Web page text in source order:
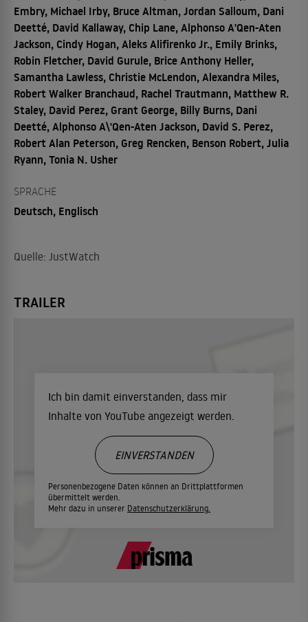
Embry, Michael Irby, Bruce Altman, Jordan Salloum, Dani
Deetté, David Kallaway, Chip Lane, Alphonso A'Qen-Aten
Jackson, Cindy Hogan, Aleks Alifirenko Jr., Emily Brinks,
Robin Fletcher, David Gurule, Brice Anthony Heller,
Samantha Lawless, Christie McLendon, Alexandra Miles,
Robert Walker Branchaud, Rachel Trautmann, Matthew R.
Staley, David Perez, Grant George, Billy Burns, Dani
Deetté, Alphonso A\'Qen-Aten Jackson, David S. Perez,
Robert Alan Peterson, Greg Rencken, Benson Robert, Julia
Ryann, Tonia N. Usher
SPRACHE
Deutsch, Englisch
Quelle: JustWatch
TRAILER
Ich bin damit einverstanden, dass mir
Inhalte von YouTube angezeigt werden.
Personenbezogene Daten können an Drittplattformen
übermittelt werden.
Mehr dazu in unserer Datenschutzerklärung.
EINVERSTANDEN